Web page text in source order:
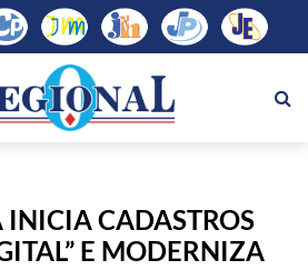
INICIA CADASTROS
E MODERNIZA